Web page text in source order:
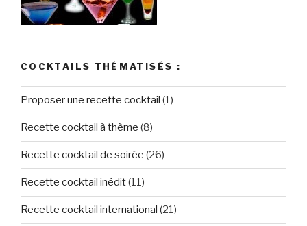
COCKTAILS THÉMATISÉS :
Proposer une recette cocktail (1)
Recette cocktail à thème (8)
Recette cocktail de soirée (26)
Recette cocktail inédit(11)
Recette cocktail international (21)